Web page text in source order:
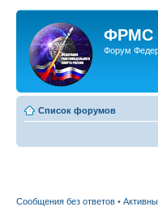
ФРМС
Форум
Список форумов
Сообщения без ответов •